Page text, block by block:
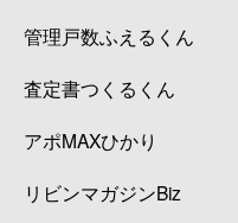
管理戸数ふえるくん
査定書つくるくん
アポMAXひかり
リビンマガジンBiz